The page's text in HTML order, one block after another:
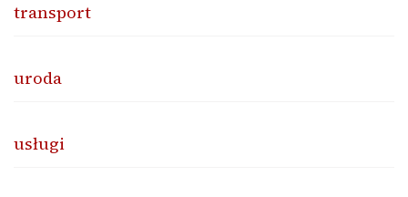
transport
uroda
usługi